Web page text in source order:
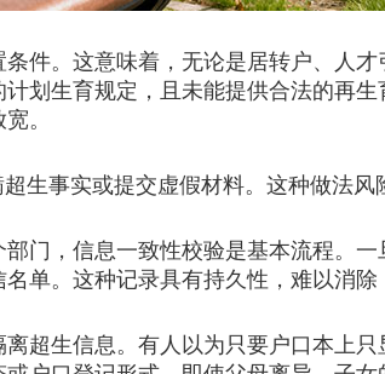
件。这意味着，无论是居转户、人
划生育规定，且未能提供合法的再
。
事实或提交虚假材料。这种做法风
，信息一致性校验是基本流程。一
单。这种记录具有持久性，难以消除
生信息。有人以为只要户口本上只